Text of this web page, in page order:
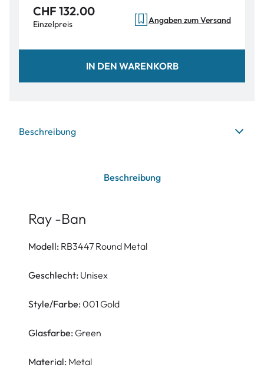
CHF 132.00
Einzelpreis Angaben zum Versand
IN DEN WARENKORB
Beschreibung
Beschreibung
Ray -Ban
Modell: RB3447 Round Metal
Geschlecht: Unisex
Style/Farbe: 001 Gold
Glasfarbe: Green
Material: Metal